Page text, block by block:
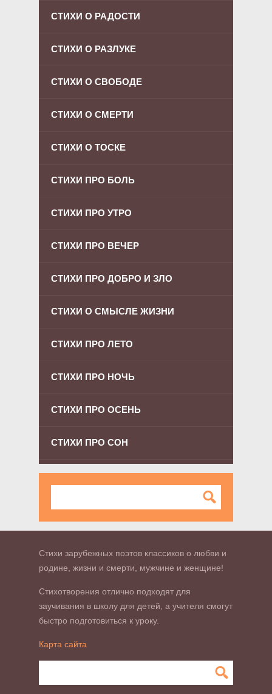
СТИХИ О РАДОСТИ
СТИХИ О РАЗЛУКЕ
СТИХИ О СВОБОДЕ
СТИХИ О СМЕРТИ
СТИХИ О ТОСКЕ
СТИХИ ПРО БОЛЬ
СТИХИ ПРО УТРО
СТИХИ ПРО ВЕЧЕР
СТИХИ ПРО ДОБРО И ЗЛО
СТИХИ О СМЫСЛЕ ЖИЗНИ
СТИХИ ПРО ЛЕТО
СТИХИ ПРО НОЧЬ
СТИХИ ПРО ОСЕНЬ
СТИХИ ПРО СОН
Стихи зарубежных поэтов классиков о любви и
родине, жизни и смерти, мужчине и женщине!
Стихотворения отлично подходят для
заучивания в школу для детей, а учителя смогут
быстро подготовиться к уроку.
Карта сайта